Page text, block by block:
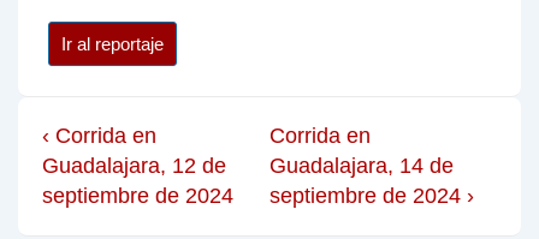
Ir al reportaje
‹ Corrida en
Guadalajara, 12 de
septiembre de 2024
Corrida en
Guadalajara, 14 de
septiembre de 2024 ›